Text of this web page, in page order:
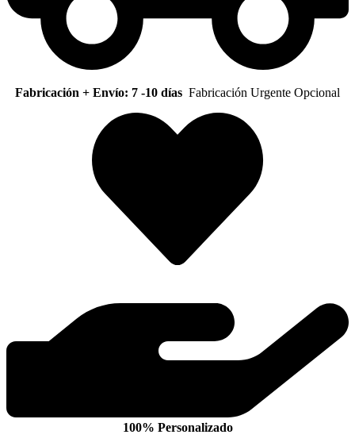
Fabricación + Envío: 7 -10 días Fabricación Urgente Opcional
100% Personalizado